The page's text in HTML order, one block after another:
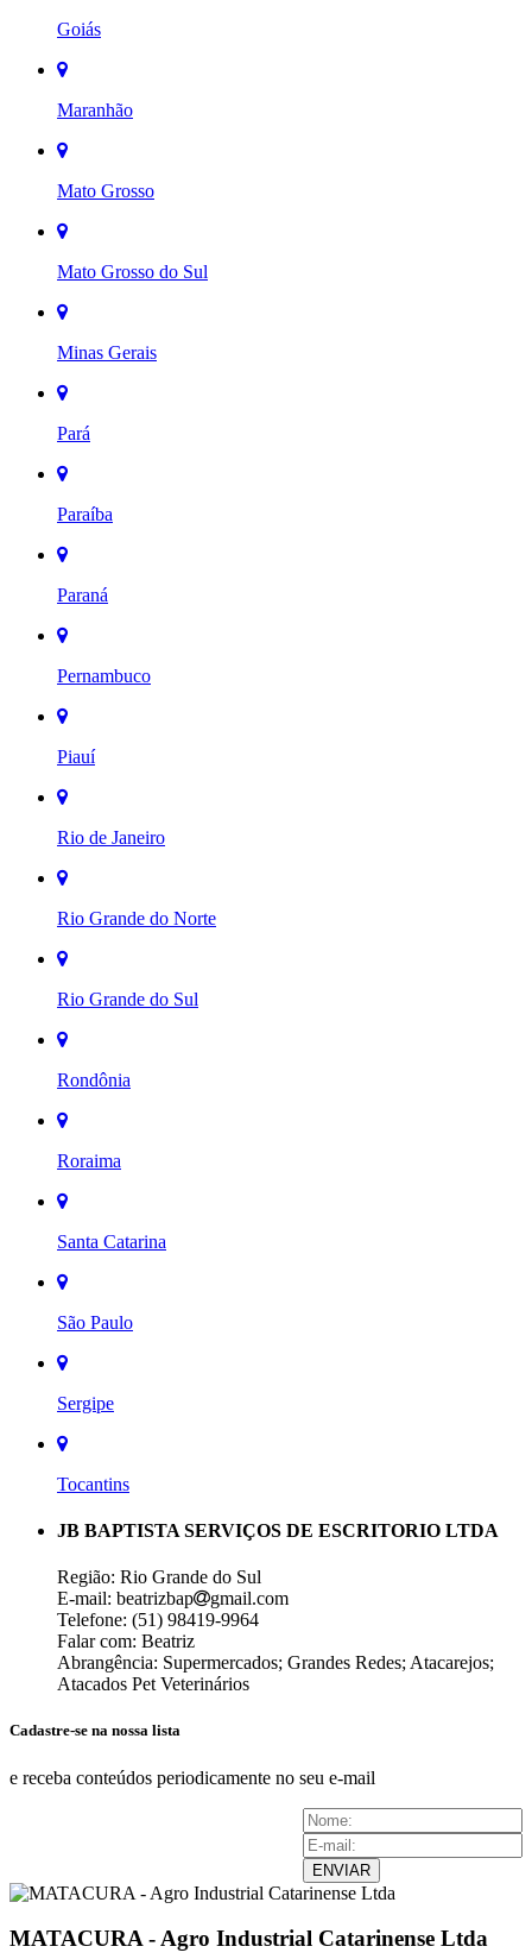
Goiás
Maranhão
Mato Grosso
Mato Grosso do Sul
Minas Gerais
Pará
Paraíba
Paraná
Pernambuco
Piauí
Rio de Janeiro
Rio Grande do Norte
Rio Grande do Sul
Rondônia
Roraima
Santa Catarina
São Paulo
Sergipe
Tocantins
JB BAPTISTA SERVIÇOS DE ESCRITORIO LTDA
Região: Rio Grande do Sul
E-mail: beatrizbap
gmail.com
Telefone: (51) 98419-9964
Falar com: Beatriz
Abrangência: Supermercados; Grandes Redes; Atacarejos;
Atacados Pet Veterinários
Cadastre-se na nossa lista
e receba conteúdos periodicamente no seu e-mail
ENVIAR
MATACURA - Agro Industrial Catarinense Ltda